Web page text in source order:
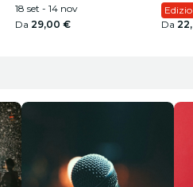
18 set - 14 nov
Da 29,00 €
Da